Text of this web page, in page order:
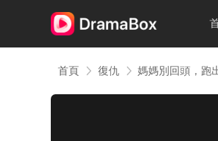
首頁 復仇 媽媽別回頭，跑